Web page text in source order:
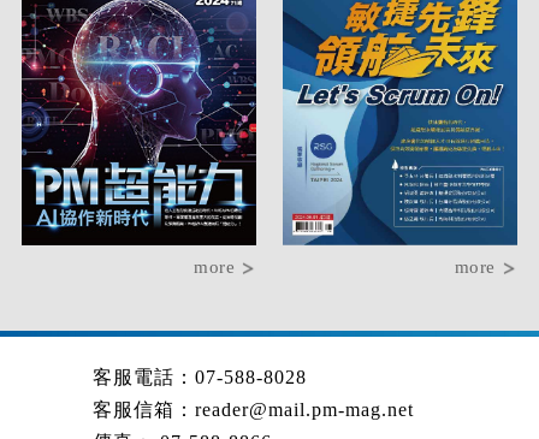
more more
客服電話：07-588-8028
客服信箱：reader@mail.pm-mag.net